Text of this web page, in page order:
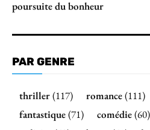
poursuite du bonheur
PAR GENRE
thriller(117) romance(111)
fantastique(71) comédie(60)